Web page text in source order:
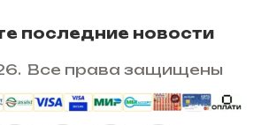
последние новости
Все права защищены